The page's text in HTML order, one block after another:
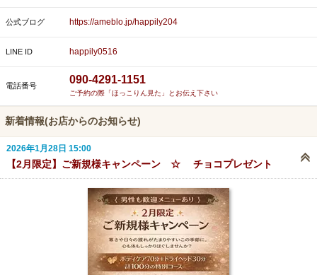
公式ブログ https://ameblo.jp/happily204
LINE ID happily0516
電話番号 090-4291-1151
ご予約の際「ほっこりん見た」とお伝え下さい
新着情報(お店からのお知らせ)
2026年1月28日 15:00
【2月限定】ご新規様キャンペーン ☆ チョコプレゼント